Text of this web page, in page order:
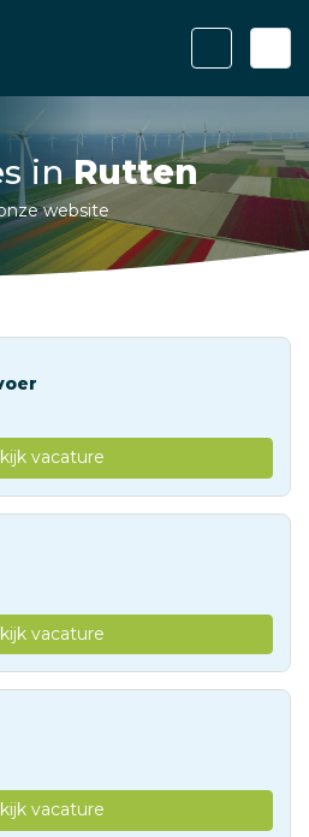
inRutten
website
vacature
vacature
vacature